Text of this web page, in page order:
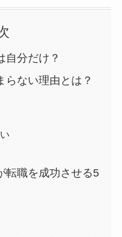
自分だけ？
らない理由とは？
転職を成功させる5